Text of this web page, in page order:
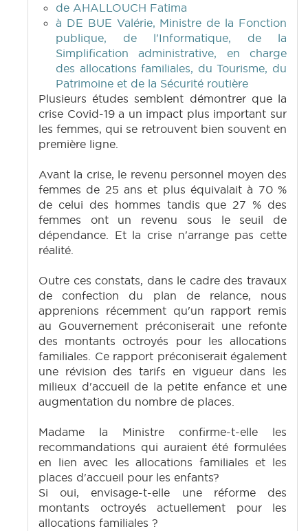
de AHALLOUCH Fatima
à DE BUE Valérie, Ministre de la Fonction
publique, de l'Informatique, de la
Simplification administrative, en charge
des allocations familiales, du Tourisme, du
Patrimoine et de la Sécurité routière
Plusieurs études semblent démontrer que la
crise Covid-19 a un impact plus important sur
les femmes, qui se retrouvent bien souvent en
première ligne.
Avant la crise, le revenu personnel moyen des
femmes de 25 ans et plus équivalait à 70 %
de celui des hommes tandis que 27 % des
femmes ont un revenu sous le seuil de
dépendance. Et la crise n'arrange pas cette
réalité.
Outre ces constats, dans le cadre des travaux
de confection du plan de relance, nous
apprenions récemment qu'un rapport remis
au Gouvernement préconiserait une refonte
des montants octroyés pour les allocations
familiales. Ce rapport préconiserait également
une révision des tarifs en vigueur dans les
milieux d'accueil de la petite enfance et une
augmentation du nombre de places.
Madame la Ministre confirme-t-elle les
recommandations qui auraient été formulées
en lien avec les allocations familiales et les
places d'accueil pour les enfants?
Si oui, envisage-t-elle une réforme des
montants octroyés actuellement pour les
allocations familiales ?